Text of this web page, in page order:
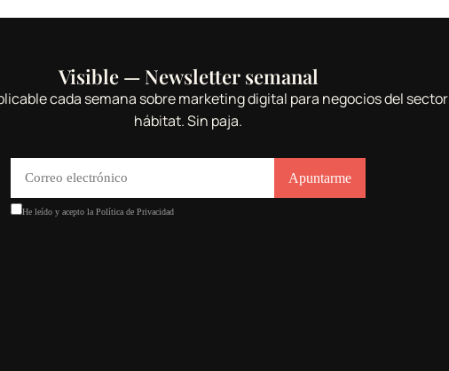
Visible — Newsletter semanal
cada semana sobre marketing digital para negocios del sector
hábitat. Sin paja.